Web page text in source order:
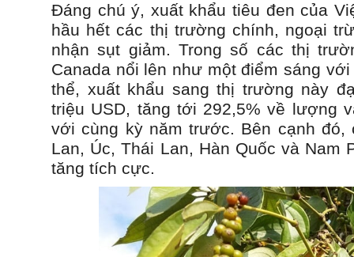
Đáng chú ý, xuất khẩu tiêu đen của
hầu hết các thị trường chính, ngoại
nhận sụt giảm. Trong số các thị
Canada nổi lên như một điểm sáng
thể, xuất khẩu sang thị trường này
triệu USD, tăng tới 292,5% về lượng
với cùng kỳ năm trước. Bên cạnh
Lan, Úc, Thái Lan, Hàn Quốc và Nam
tăng tích cực.